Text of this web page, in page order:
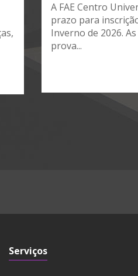
A FAE Centro
prazo para
Inverno de 2026.
prova...
Serviços